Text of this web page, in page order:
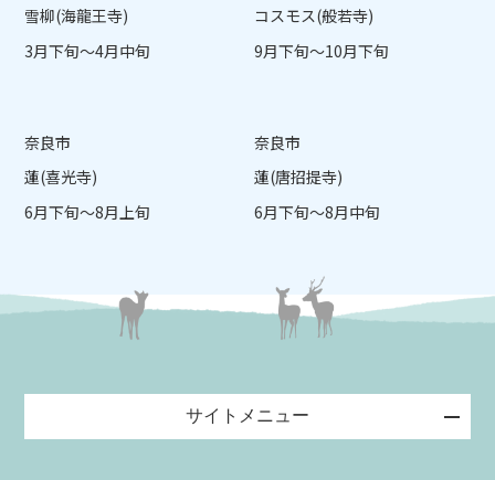
雪柳(海龍王寺)
3月下旬～4月中旬
コスモス(般若寺)
9月下旬～10月下旬
奈良市
蓮(喜光寺)
6月下旬～8月上旬
奈良市
蓮(唐招提寺)
6月下旬～8月中旬
サイトメニュー